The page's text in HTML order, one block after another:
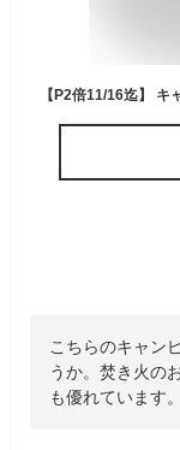
こちらのキャン
うか。焚き火の
も優れています。